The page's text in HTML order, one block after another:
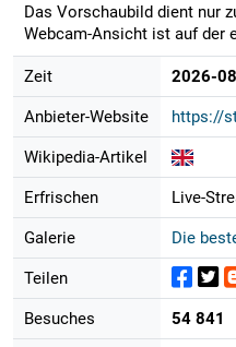
Das Vorschaubild dient nur
Webcam-Ansicht ist auf der
Zeit 2026-
Anbieter-Website https://
Wikipedia-Artikel
Erfrischen Live-
Galerie Die
Teilen
Besuches 54 841